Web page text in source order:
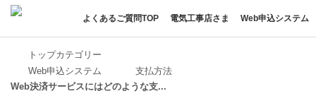
よくあるご質問TOP 電気工事店さま Web申込システム
トップカテゴリー
Web申込システム
支払方法
Web決済サービスにはどのような支...